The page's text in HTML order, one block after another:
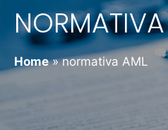
Home » normativa AML